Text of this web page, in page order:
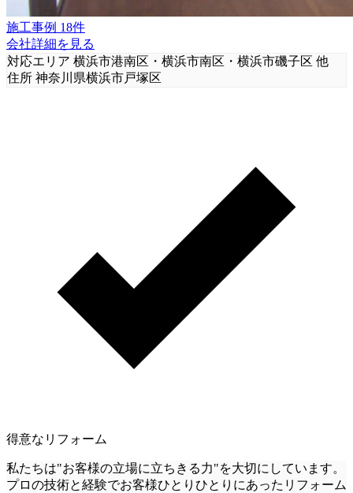
施工事例 18件
会社詳細を見る
対応エリア 横浜市港南区・横浜市南区・横浜市磯子区 他
住所 神奈川県横浜市戸塚区
得意なリフォーム
私たちは"お客様の立場に立ちきる力"を大切にしています。
プロの技術と経験でお客様ひとりひとりにあったリフォーム